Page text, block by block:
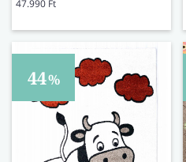
47.990 Ft
44%